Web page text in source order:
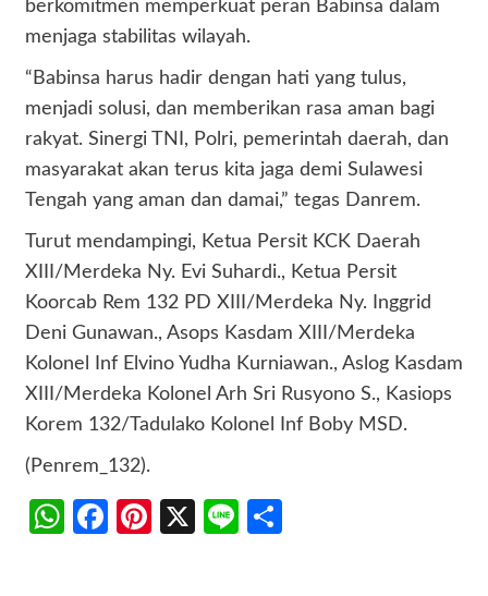
berkomitmen memperkuat peran Babinsa dalam
menjaga stabilitas wilayah.
“Babinsa harus hadir dengan hati yang tulus,
menjadi solusi, dan memberikan rasa aman bagi
rakyat. Sinergi TNI, Polri, pemerintah daerah, dan
masyarakat akan terus kita jaga demi Sulawesi
Tengah yang aman dan damai,” tegas Danrem.
Turut mendampingi, Ketua Persit KCK Daerah
XIII/Merdeka Ny. Evi Suhardi., Ketua Persit
Koorcab Rem 132 PD XIII/Merdeka Ny. Inggrid
Deni Gunawan., Asops Kasdam XIII/Merdeka
Kolonel Inf Elvino Yudha Kurniawan., Aslog Kasdam
XIII/Merdeka Kolonel Arh Sri Rusyono S., Kasiops
Korem 132/Tadulako Kolonel Inf Boby MSD.
(Penrem_132).
WhatsApp
Facebook
Pinterest
X Line